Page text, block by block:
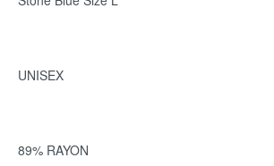
UNISEX
89% RAYON